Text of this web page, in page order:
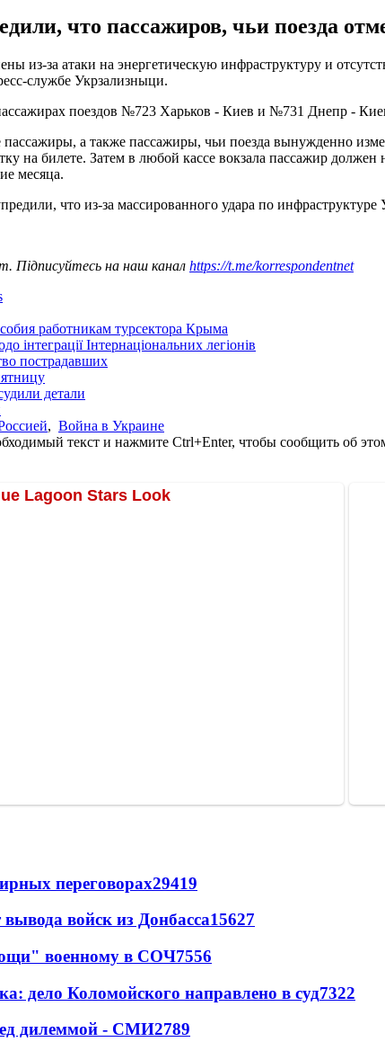
что пассажиров, чьи поезда
из-за атаки на энергетическую инфраструктуру и
службе Укрзализныци.
поездов №723 Харьков - Киев и №731 Днепр -
пассажиры, а также пассажиры, чьи поезда вынужденно
на билете. Затем в любой кассе вокзала пассажир
месяца.
что из-за массированного удара по
Підписуйтесь на наш канал https://t.me/korrespondentnet
работникам турсектора Крыма
інтеграції Інтернаціональних легіонів
пострадавших
детали
, Война в Украине
текст и нажмите Ctrl+Enter, чтобы сообщить об
переговорах29419
войск из Донбасса15627
военному в СОЧ7556
дело Коломойского направлено в суд7322
дилеммой - СМИ2789